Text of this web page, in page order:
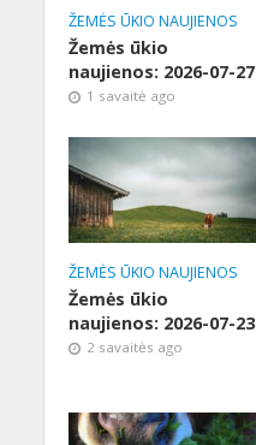
ŽEMĖS ŪKIO NAUJIENOS
Žemės ūkio
naujienos: 2026-07-27
1 savaitė ago
ŽEMĖS ŪKIO NAUJIENOS
Žemės ūkio
naujienos: 2026-07-23
2 savaitės ago